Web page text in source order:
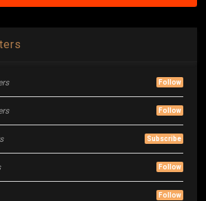
Follow
Follow
Subscribe
Follow
Follow